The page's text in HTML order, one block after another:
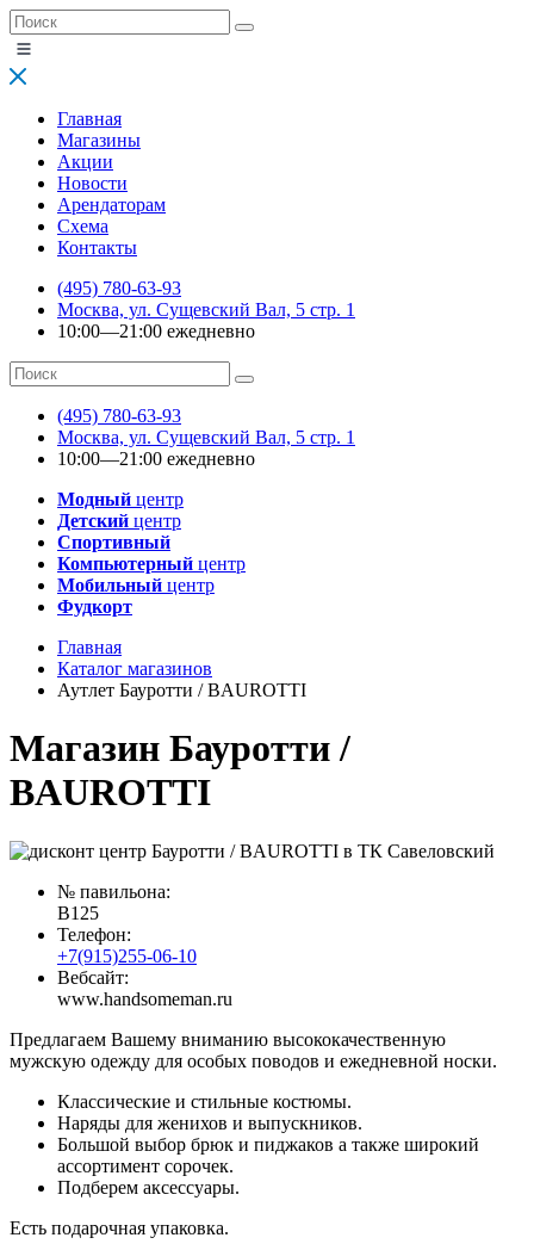
Главная
Магазины
Акции
Новости
Арендаторам
Схема
Контакты
(495) 780-63-93
Москва, ул. Сущевский Вал, 5 стр. 1
10:00—21:00 ежедневно
(495) 780-63-93
Москва, ул. Сущевский Вал, 5 стр. 1
10:00—21:00 ежедневно
Модный центр
Детский центр
Спортивный
Компьютерный центр
Мобильный центр
Фудкорт
Главная
Каталог магазинов
Аутлет Бауротти / BAUROTTI
Магазин Бауротти /
BAUROTTI
№ павильона:
B125
Телефон:
+7(915)255-06-10
Вебсайт:
www.handsomeman.ru
Предлагаем Вашему вниманию высококачественную
мужскую одежду для особых поводов и ежедневной носки.
Классические и стильные костюмы.
Наряды для женихов и выпускников.
Большой выбор брюк и пиджаков а также широкий
ассортимент сорочек.
Подберем аксессуары.
Есть подарочная упаковка.